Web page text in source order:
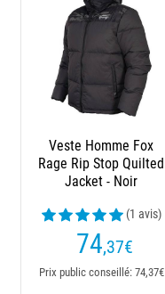
Veste Homme Fox
Rage Rip Stop Quilted
Jacket - Noir
(1 avis)
74,37€
Prix public conseillé: 74,37€